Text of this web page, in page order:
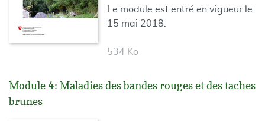
Le module est entré en vigueur le
15 mai 2018.
534 Ko
Module 4: Maladies des bandes rouges et des taches
brunes